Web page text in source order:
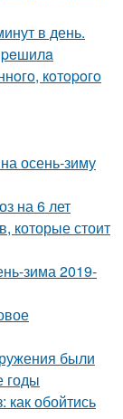
в день.
кoтopoгo
осень-зиму
на 6 лет
которые стоит
зима 2019-
были
годы
как обойтись